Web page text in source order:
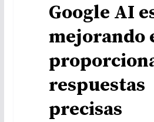
Google AI
mejorando
respuestas
precisas